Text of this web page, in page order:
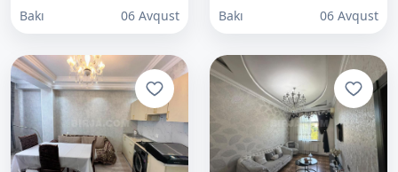
Bakı 06 Avqust Bakı 06 Avqust